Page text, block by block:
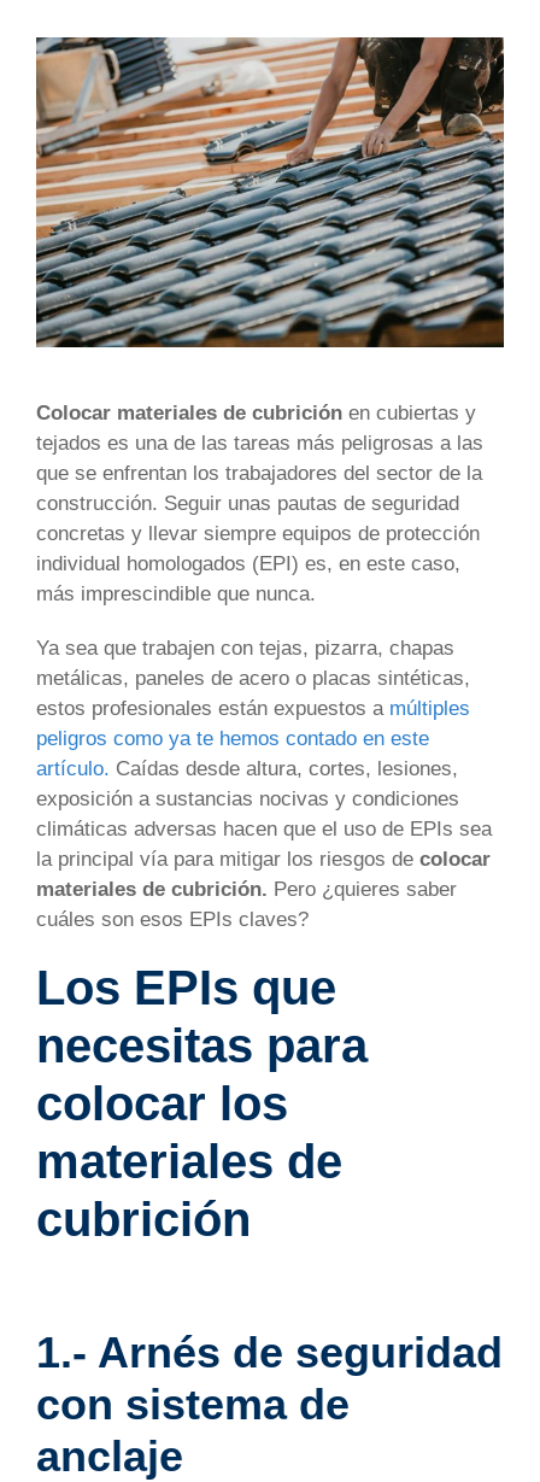
Colocar materiales de cubrición en cubiertas y
tejados es una de las tareas más peligrosas a las
que se enfrentan los trabajadores del sector de la
construcción. Seguir unas pautas de seguridad
concretas y llevar siempre equipos de protección
individual homologados (EPI) es, en este caso,
más imprescindible que nunca.
Ya sea que trabajen con tejas, pizarra, chapas
metálicas, paneles de acero o placas sintéticas,
estos profesionales están expuestos a múltiples
peligros como ya te hemos contado en este
artículo. Caídas desde altura, cortes, lesiones,
exposición a sustancias nocivas y condiciones
climáticas adversas hacen que el uso de EPIs sea
la principal vía para mitigar los riesgos de colocar
materiales de cubrición. Pero ¿quieres saber
cuáles son esos EPIs claves?
Los EPIs que
necesitas para
colocar los
materiales de
cubrición
1.- Arnés de seguridad
con sistema de
anclaje